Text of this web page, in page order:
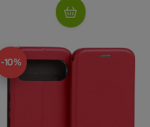
-10%